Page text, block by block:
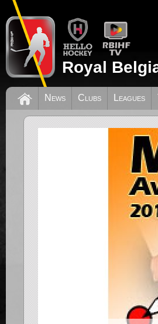
Royal
News Clubs Leagues